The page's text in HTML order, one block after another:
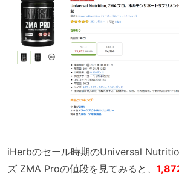
iHerbのセール時期のUniversal
ズ ZMA Proの値段を見てみると、